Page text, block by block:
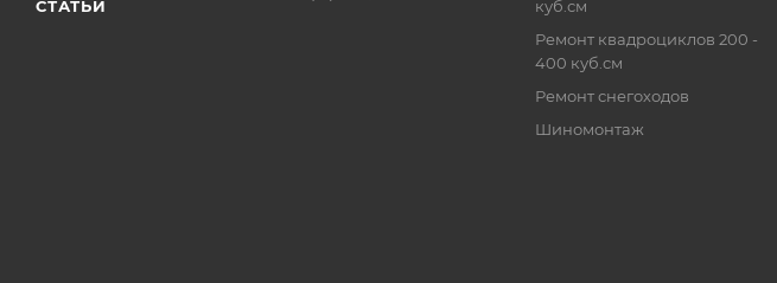
СТАТЬИ
куб.см
Ремонт квадроциклов 200 -
400 куб.см
Ремонт снегоходов
Шиномонтаж